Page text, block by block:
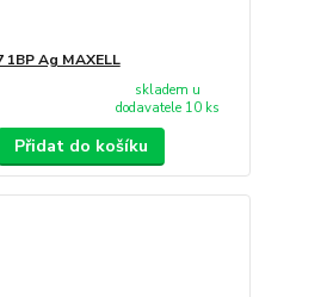
1BP Ag MAXELL
skladem u
dodavatele 10 ks
Přidat do košíku